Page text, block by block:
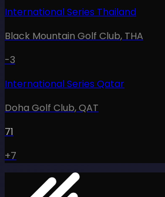
International Series Thailand
Black Mountain Golf Club, THA
-3
International Series Qatar
Doha Golf Club,QAT
71
+7